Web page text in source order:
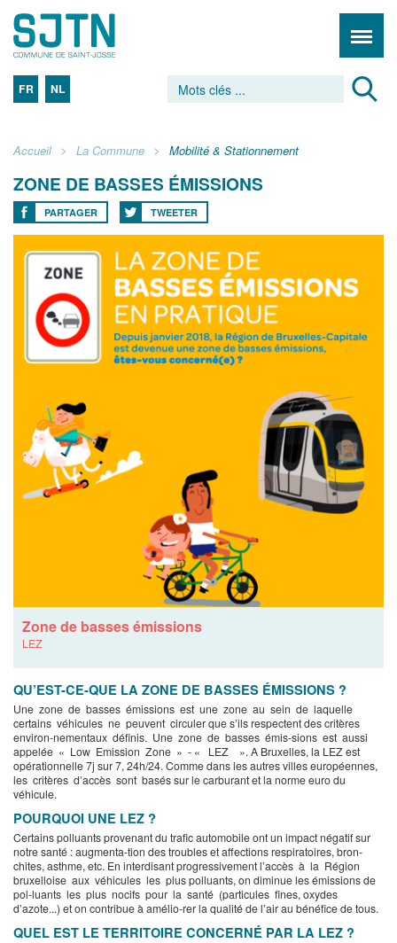
FR NL
Accueil La Commune Mobilité & Stationnement
ZONE DE BASSES ÉMISSIONS
PARTAGER TWEETER
Zone de basses émissions
LEZ
QU’EST-CE-QUE LA ZONE DE BASSES ÉMISSIONS ?
Une zone de basses émissions est une zone au sein de laquelle
certains véhicules ne peuvent circuler que s’ils respectent des critères
environ-nementaux définis. Une zone de basses émis-sions est aussi
appelée « Low Emission Zone » - « LEZ ». A Bruxelles, la LEZ est
opérationnelle 7j sur 7, 24h/24. Comme dans les autres villes européennes,
les critères d’accès sont basés sur le carburant et la norme euro du
véhicule.
POURQUOI UNE LEZ ?
Certains polluants provenant du trafic automobile ont un impact négatif sur
notre santé : augmenta-tion des troubles et affections respiratoires, bron-
chites, asthme, etc. En interdisant progressivement l’accès à la Région
bruxelloise aux véhicules les plus polluants, on diminue les émissions de
pol-luants les plus nocifs pour la santé (particules fines, oxydes
d’azote...) et on contribue à amélio-rer la qualité de l’air au bénéfice de tous.
QUEL EST LE TERRITOIRE CONCERNÉ PAR LA LEZ ?